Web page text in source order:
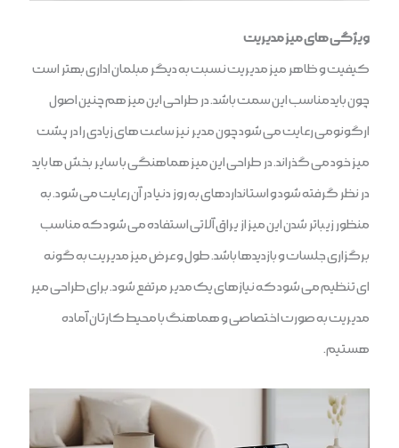
ویژگی های میز مدیریت
کیفیت و ظاهر میز مدیریت نسبت به دیگر مبلمان اداری بهتر است
چون باید مناسب این سمت باشد. در طراحی این میز هم چنین اصول
ارگونومی رعایت می شود چون مدیر نیز ساعت های زیادی را در پشت
میز خود می گذراند. در طراحی این میز هماهنگی با سایر بخش ها باید
در نظر گرفته شود و استانداردهای به روز دنیا در آن رعایت می شود. به
منظور زیباتر شدن این میز از یراق آلاتی استفاده می شود که مناسب
برگزاری جلسات و بازدیدها باشد. طول و عرض میز مدیریت به گونه
ای تنظیم می شود که نیازهای یک مدیر مرتفع شود. برای طراحی میر
مدیریت به صورت اختصاصی و هماهنگ با محیط کارتان آماده
هستیم.